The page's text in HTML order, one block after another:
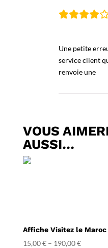
Une petite
service client
renvoie une
VOUS
AUSSI…
Affiche Visitez le Maroc
15,00€– 190,00€